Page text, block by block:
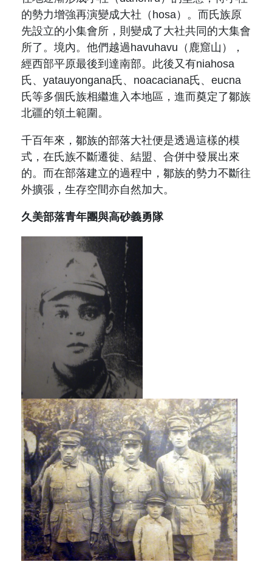
的勢力增強再演變成大社（hosa）。而氏族原
先設立的小集會所，則變成了大社共同的大集會
所了。境內。他們越過havuhavu （鹿窟山）
，
經西部平原最後到達南部。此後又有niahosa
氏、yatauyongana氏、noacaciana氏、eucna
氏等多個氏族相繼進入本地區，進而奠定了鄒族
北疆的領土範圍。
千百年來，鄒族的部落大社便是透過這樣的模
式，在氏族不斷遷徙、結盟、合併中發展出來
的。而在部落建立的過程中，鄒族的勢力不斷往
外擴張，生存空間亦自然加大。
久美部落青年團與高砂義勇隊